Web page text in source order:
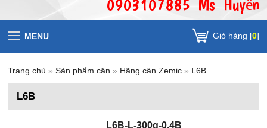
0903107885 Ms Huyền
MENU Giỏ hàng [0]
Trang chủ »Sản phẩm cân » Hãng cân Zemic » L6B
L6B
L6B-L-300g-0.4B